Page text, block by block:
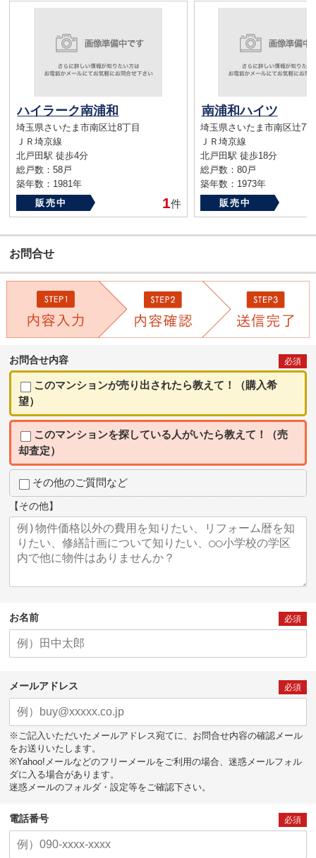
ハイラーク南浦和
埼玉県さいたま市南区辻8丁目
ＪＲ埼京線
北戸田駅 徒歩4分
総戸数：58戸
築年数：1981年
販売中
1件
南浦和ハイツ
埼玉県さいたま市南区辻7
ＪＲ埼京線
北戸田駅 徒歩18分
総戸数：80戸
築年数：1973年
販売中
お問合せ
お問合せ内容 必須
このマンションが売り出されたら教えて！（購入希
望）
このマンションを探している人がいたら教えて！（売
却査定）
その他のご質問など
【その他】
お名前 必須
メールアドレス 必須
※ご記入いただいたメールアドレス宛てに、お問合せ内容の確認メール
をお送りいたします。
※Yahoo!メールなどのフリーメールをご利用の場合、迷惑メールフォル
ダに入る場合があります。
迷惑メールのフォルダ・設定等をご確認下さい。
電話番号 必須